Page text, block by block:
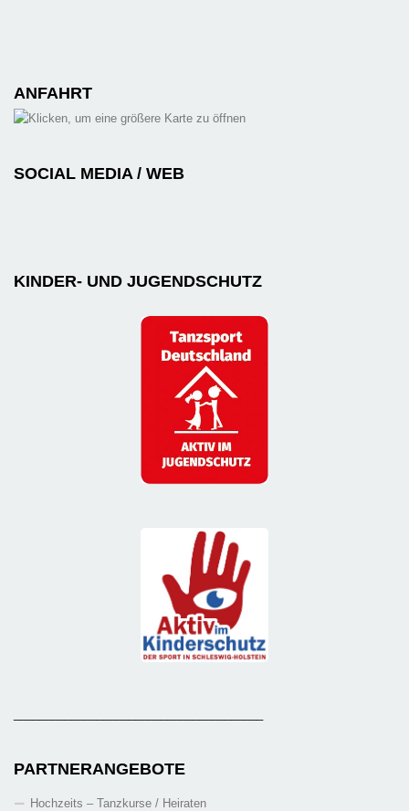
ANFAHRT
SOCIAL MEDIA / WEB
KINDER- UND JUGENDSCHUTZ
PARTNERANGEBOTE
Hochzeits – Tanzkurse / Heiraten